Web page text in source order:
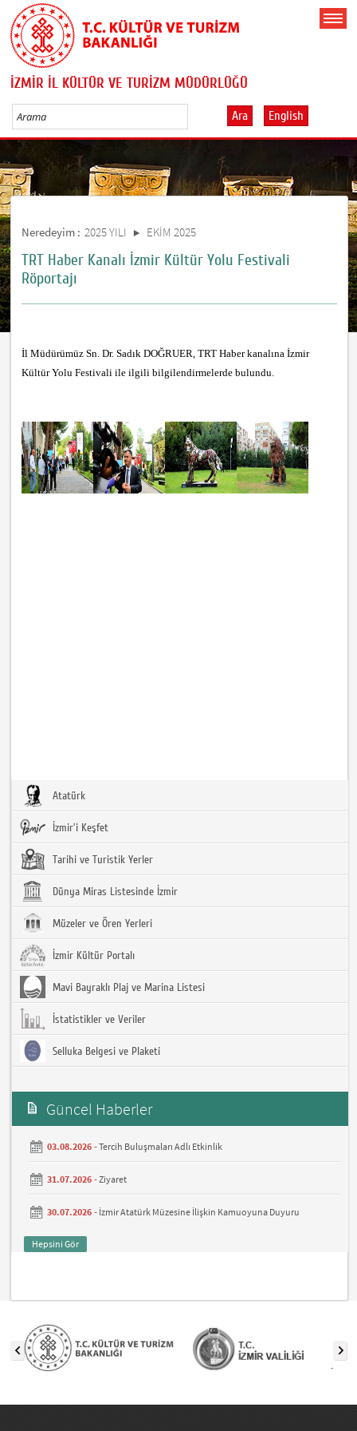
İZMİR İL KÜLTÜR VE TURİZM MÜDÜRLÜĞÜ
Ara English
Neredeyim : 2025 YILI EKİM 2025
TRT Haber Kanalı İzmir Kültür Yolu Festivali
Röportajı
İl Müdürümüz Sn. Dr. Sadık DOĞRUER, TRT Haber kanalına İzmir
Kültür Yolu Festivali ile ilgili bilgilendirmelerde bulundu.
Atatürk
İzmir'i Keşfet
Tarihi ve Turistik Yerler
Dünya Miras Listesinde İzmir
Müzeler ve Ören Yerleri
İzmir Kültür Portalı
Mavi Bayraklı Plaj ve Marina Listesi
İstatistikler ve Veriler
Selluka Belgesi ve Plaketi
Güncel Haberler
03.08.2026 -Tercih Buluşmaları Adlı Etkinlik
31.07.2026 - Ziyaret
30.07.2026 - İzmir Atatürk Müzesine İlişkin Kamuoyuna Duyuru
Hepsini Gör